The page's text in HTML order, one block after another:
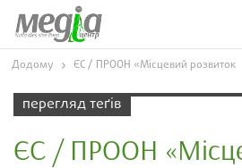
Додому ЄС / ПРООН «Місцевий розвиток
перегляд теґів
ЄС / ПРООН